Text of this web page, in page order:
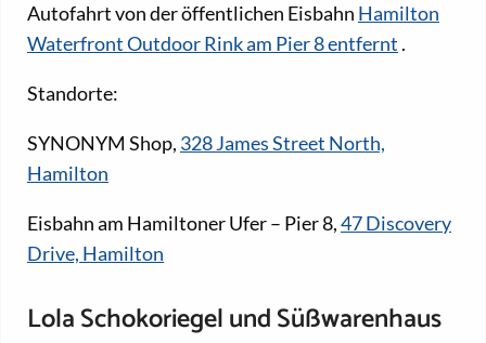
Autofahrt von der öffentlichen Eisbahn Hamilton
Waterfront Outdoor Rink am Pier 8 entfernt .
Standorte:
SYNONYM Shop, 328 James Street North,
Hamilton
Eisbahn am Hamiltoner Ufer – Pier 8,47 Discovery
Drive, Hamilton
Lola Schokoriegel und Süßwarenhaus